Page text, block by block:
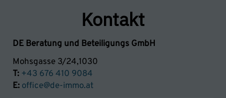
Kontakt
DE Beratung und Beteiligungs GmbH
Mohsgasse 3/24,1030
T: +43 676 410 9084
E: office@de-immo.at